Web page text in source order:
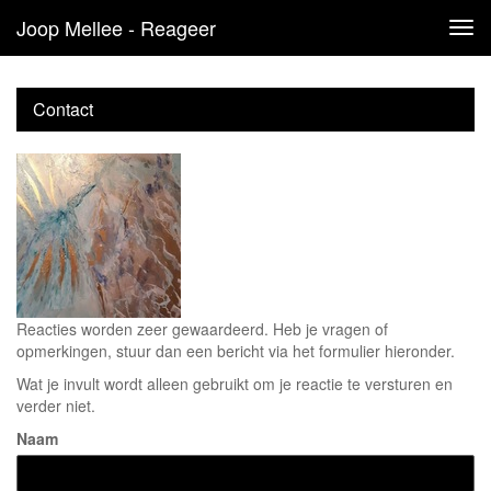
Joop Mellee - Reageer
Contact
Reacties worden zeer gewaardeerd. Heb je vragen of
opmerkingen, stuur dan een bericht via het formulier hieronder.
Wat je invult wordt alleen gebruikt om je reactie te versturen en
verder niet.
Naam